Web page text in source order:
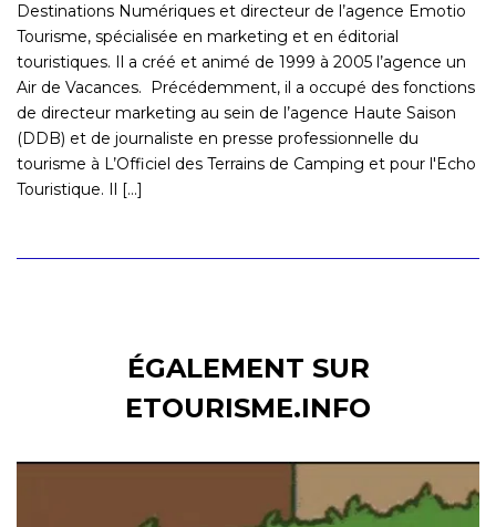
Destinations Numériques et directeur de l’agence Emotio
Tourisme, spécialisée en marketing et en éditorial
touristiques. Il a créé et animé de 1999 à 2005 l’agence un
Air de Vacances. Précédemment, il a occupé des fonctions
de directeur marketing au sein de l’agence Haute Saison
(DDB) et de journaliste en presse professionnelle du
tourisme à L’Officiel des Terrains de Camping et pour l'Echo
Touristique. Il [...]
ÉGALEMENT SUR
ETOURISME.INFO